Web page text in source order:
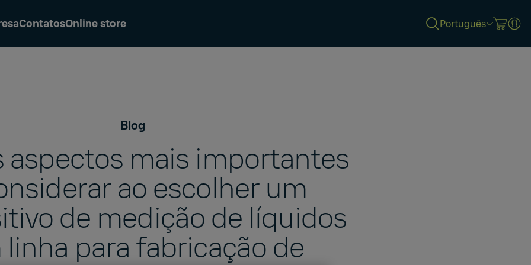
ContatosOnline store Português
Blog
aspectos mais importantes
ao escolher um
de medição de líquidos
linha para fabricação de